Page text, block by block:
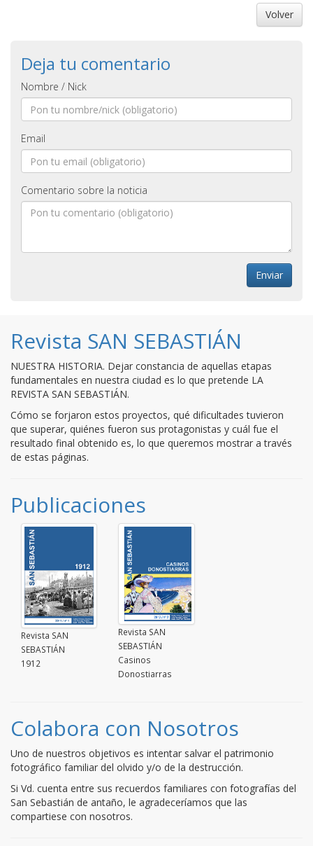
Volver
Deja tu comentario
Nombre / Nick
Email
Comentario sobre la noticia
Revista SAN SEBASTIÁN
NUESTRA HISTORIA. Dejar constancia de aquellas etapas
fundamentales en nuestra ciudad es lo que pretende LA
REVISTA SAN SEBASTIÁN.
Cómo se forjaron estos proyectos, qué dificultades tuvieron
que superar, quiénes fueron sus protagonistas y cuál fue el
resultado final obtenido es, lo que queremos mostrar a través
de estas páginas.
Publicaciones
Revista SAN
SEBASTIÁN
1912
Revista SAN
SEBASTIÁN
Casinos
Donostiarras
Colabora con Nosotros
Uno de nuestros objetivos es intentar salvar el patrimonio
fotográfico familiar del olvido y/o de la destrucción.
Si Vd. cuenta entre sus recuerdos familiares con fotografías del
San Sebastián de antaño, le agradeceríamos que las
compartiese con nosotros.